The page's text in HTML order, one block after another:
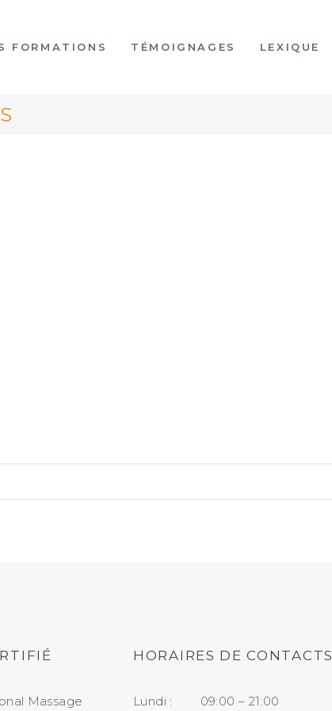
FORMATIONS TÉMOIGNAGES LEXIQUE
Massage
HORAIRES DE CONTACTS
Lundi : 09:00 – 21:00